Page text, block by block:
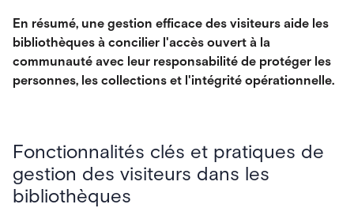
En résumé, une gestion efficace des visiteurs aide les
bibliothèques à concilier l'accès ouvert à la
communauté avec leur responsabilité de protéger les
personnes, les collections et l'intégrité opérationnelle.
Fonctionnalités clés et pratiques de
gestion des visiteurs dans les
bibliothèques